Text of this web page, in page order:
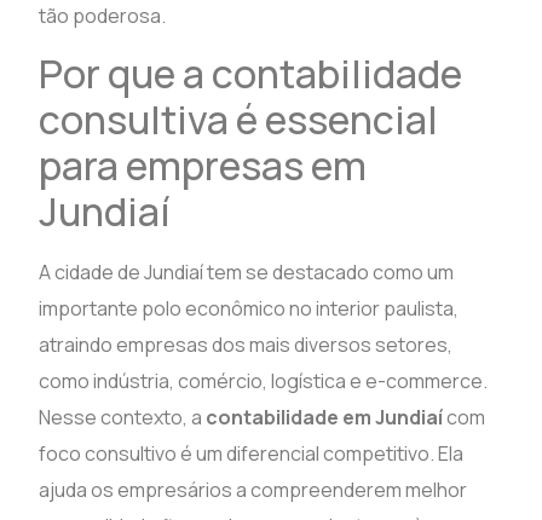
tão poderosa.
Por que a contabilidade
consultiva é essencial
para empresas em
Jundiaí
A cidade de Jundiaí tem se destacado como um
importante polo econômico no interior paulista,
atraindo empresas dos mais diversos setores,
como indústria, comércio, logística e e-commerce.
Nesse contexto, a contabilidade em Jundiaícom
foco consultivo é um diferencial competitivo. Ela
ajuda os empresários a compreenderem melhor